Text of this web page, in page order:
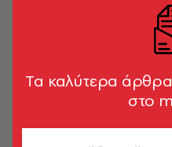
Tα καλύτερα
στο